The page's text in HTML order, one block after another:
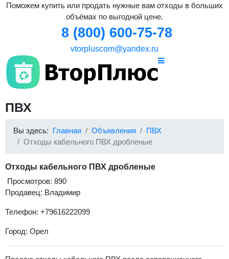
Поможем купить или продать нужные вам отходы в больших
объёмах по выгодной цене.
8 (800) 600-75-78
vtorpluscom@yandex.ru
ПВХ
Вы здесь: Главная Объявления
ПВХ
Отходы кабельного ПВХ дробленые
Отходы кабельного ПВХ дробленые
Просмотров: 890
Продавец: Владимир
Телефон: +79616222099
Город: Орел